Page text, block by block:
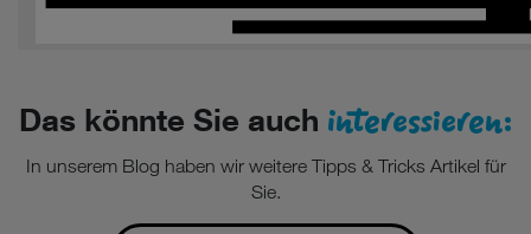
Das könnte Sie auch interessieren:
In unserem Blog haben wir weitere Tipps & Tricks Artikel für
Sie.